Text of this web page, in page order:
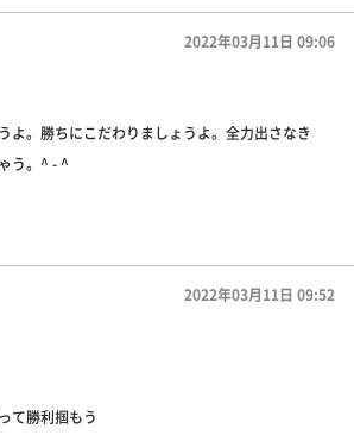
2022年03月11日 09:06
よ。勝ちにこだわりましょうよ。全力出さなき
う。^ - ^
2022年03月11日 09:52
て勝利掴もう